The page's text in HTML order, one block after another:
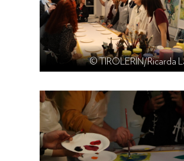
© TIROLERIN/Ricarda